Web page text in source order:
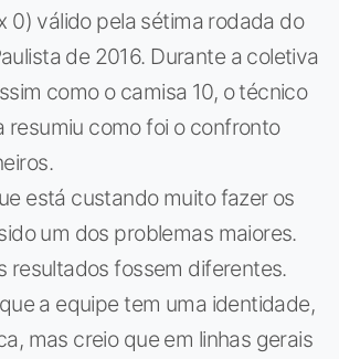
0) válido pela sétima rodada do
de 2016. Durante a coletiva
como o camisa 10, o técnico
resumiu como foi o confronto
está custando muito fazer os
um dos problemas maiores.
resultados fossem diferentes.
a equipe tem uma identidade,
mas creio que em linhas gerais